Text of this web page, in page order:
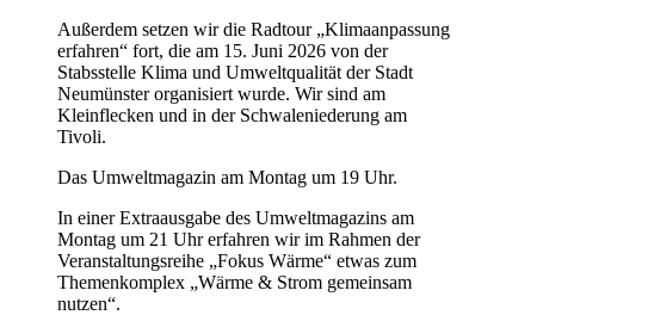
Außerdem setzen wir die Radtour „Klimaanpassung
erfahren“ fort, die am 15. Juni 2026 von der
Stabsstelle Klima und Umweltqualität der Stadt
Neumünster organisiert wurde. Wir sind am
Kleinflecken und in der Schwaleniederung am
Tivoli.
Das Umweltmagazin am Montag um 19 Uhr.
In einer Extraausgabe des Umweltmagazins am
Montag um 21 Uhr erfahren wir im Rahmen der
Veranstaltungsreihe „Fokus Wärme“ etwas zum
Themenkomplex „Wärme & Strom gemeinsam
nutzen“.